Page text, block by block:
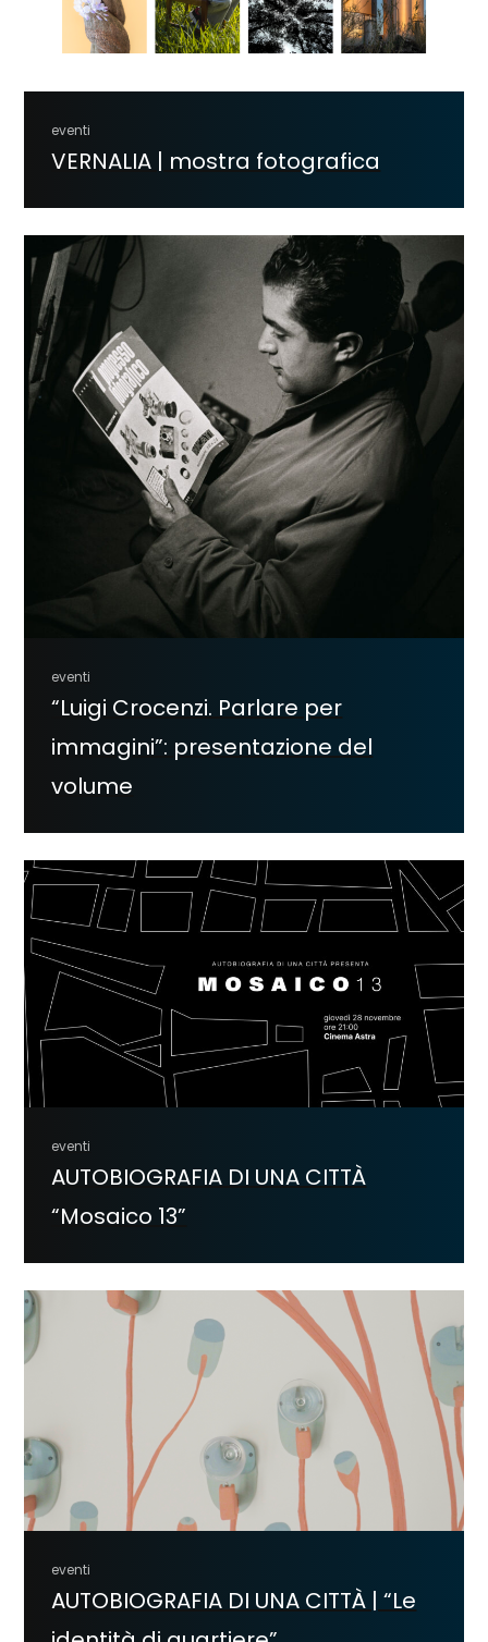
eventi
VERNALIA | mostra fotografica
eventi
“Luigi Crocenzi. Parlare per
immagini”: presentazione del
volume
eventi
AUTOBIOGRAFIA DI UNA CITTÀ
“Mosaico 13”
eventi
AUTOBIOGRAFIA DI UNA CITTÀ | “Le